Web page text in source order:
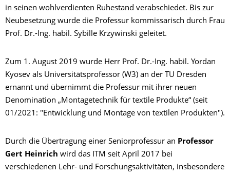
in seinen wohlverdienten Ruhestand verabschiedet. Bis zur
Neubesetzung wurde die Professur kommissarisch durch Frau
Prof. Dr.-Ing. habil. Sybille Krzywinski geleitet.
Zum 1. August 2019 wurde Herr Prof. Dr.-Ing. habil. Yordan
Kyosev als Universitätsprofessor (W3) an der TU Dresden
ernannt und übernimmt die Professur mit ihrer neuen
Denomination „Montagetechnik für textile Produkte“ (seit
01/2021: "Entwicklung und Montage von textilen Produkten").
Durch die Übertragung einer Seniorprofessur an Professor
Gert Heinrich wird das ITM seit April 2017 bei
verschiedenen Lehr- und Forschungsaktivitäten, insbesondere